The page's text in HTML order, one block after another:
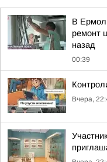
В
ремонт
назад
00:39
Вчера,